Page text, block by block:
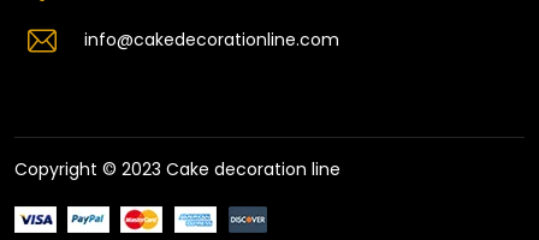
info@cakedecorationline.com
Copyright © 2023 Cake decoration line